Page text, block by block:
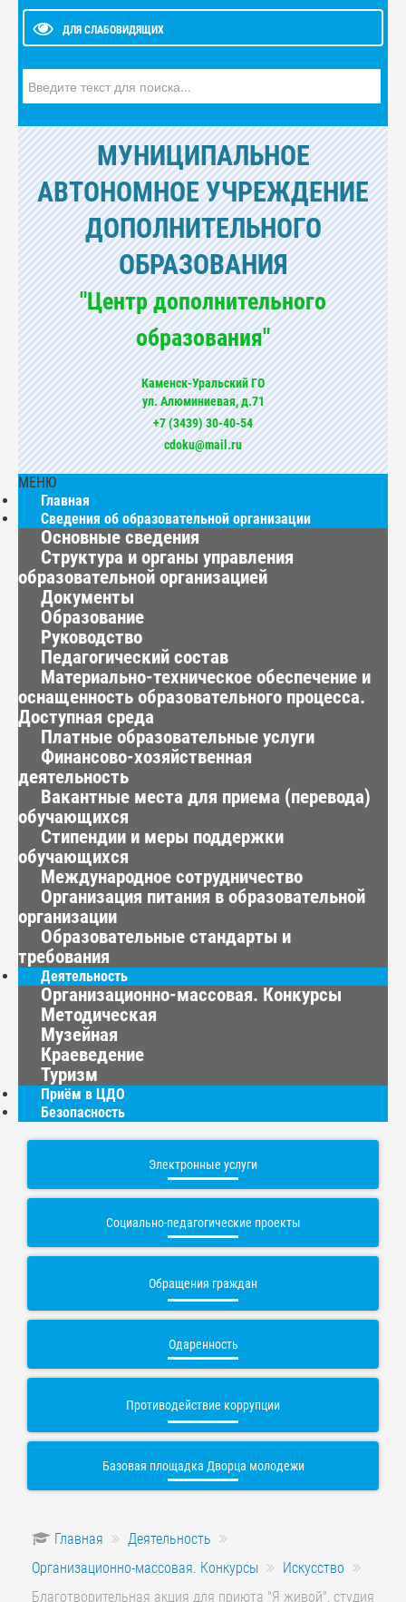
ДЛЯ СЛАБОВИДЯЩИХ
МУНИЦИПАЛЬНОЕ
АВТОНОМНОЕ УЧРЕЖДЕНИЕ
ДОПОЛНИТЕЛЬНОГО
ОБРАЗОВАНИЯ
"Центр дополнительного
образования"
Каменск-Уральский ГО
ул. Алюминиевая, д.71
+7 (3439) 30-40-54
cdoku@mail.ru
МЕНЮ
Главная
Сведения об образовательной организации
Основные сведения
Структура и органы управления
образовательной организацией
Документы
Образование
Руководство
Педагогический состав
Материально-техническое обеспечение и
оснащенность образовательного процесса.
Доступная среда
Платные образовательные услуги
Финансово-хозяйственная
деятельность
Вакантные места для приема (перевода)
обучающихся
Стипендии и меры поддержки
обучающихся
Международное сотрудничество
Организация питания в образовательной
организации
Образовательные стандарты и
требования
Деятельность
Организационно-массовая. Конкурсы
Методическая
Музейная
Краеведение
Туризм
Приём в ЦДО
Безопасность
Электронные услуги
Социально-педагогические проекты
Обращения граждан
Одаренность
Противодействие коррупции
Базовая площадка Дворца молодежи
Главная
Деятельность
Организационно-массовая. Конкурсы
Искусство
Благотворительная акция для приюта "Я живой", студия